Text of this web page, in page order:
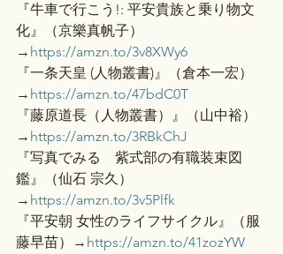
『牛車で行こう!: 平安貴族と乗り物文
化』（京樂真帆子）
→ https://amzn.to/3v8XWy6
『一条天皇 (人物叢書)』（倉本一宏）
→ https://amzn.to/47bdC0T
『藤原道長（人物叢書）』（山中裕）
→ https://amzn.to/3RBkChJ
『写真でみる　紫式部の有職装束図
鑑』（仙石 宗久）
→ https://amzn.to/3v5Plfk
『平安朝 女性のライフサイクル』（服
藤早苗）→ https://amzn.to/41zozYW